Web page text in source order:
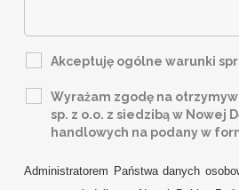
Akceptuję ogólne warunki
Wyrażam zgodę na
sp. z o.o. z siedzibą w Nowej
handlowych na podany w
Administratorem Państwa danych